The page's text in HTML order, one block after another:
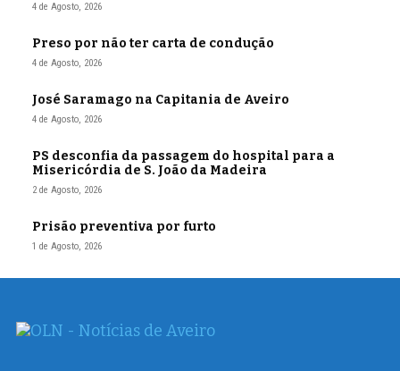
4 de Agosto, 2026
Preso por não ter carta de condução
4 de Agosto, 2026
José Saramago na Capitania de Aveiro
4 de Agosto, 2026
PS desconfia da passagem do hospital para a
Misericórdia de S. João da Madeira
2 de Agosto, 2026
Prisão preventiva por furto
1 de Agosto, 2026